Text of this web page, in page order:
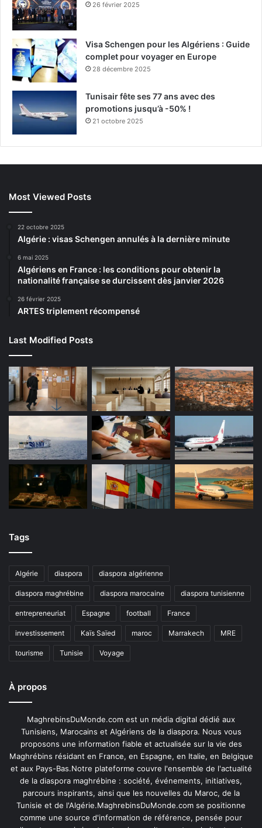
26 février 2025
Visa Schengen pour les Algériens : Guide
complet pour voyager en Europe
28 décembre 2025
Tunisair fête ses 77 ans avec des
promotions jusqu’à -50% !
21 octobre 2025
Most Viewed Posts
22 octobre 2025
Algérie : visas Schengen annulés à la dernière minute
6 mai 2025
Algériens en France : les conditions pour obtenir la
nationalité française se durcissent dès janvier 2026
26 février 2025
ARTES triplement récompensé
Last Modified Posts
Tags
Algérie diaspora diaspora algérienne
diaspora maghrébine diaspora marocaine diaspora tunisienne
entrepreneuriat Espagne football France
investissement Kaïs Saïed maroc Marrakech MRE
tourisme Tunisie Voyage
À propos
MaghrebinsDuMonde.com est un média digital dédié aux
Tunisiens, Marocains et Algériens de la diaspora. Nous vous
proposons une information fiable et actualisée sur la vie des
Maghrébins résidant en France, en Espagne, en Italie, en Belgique
et aux Pays-Bas.Notre plateforme couvre l'ensemble de l'actualité
de la diaspora maghrébine : société, événements, initiatives,
parcours inspirants, ainsi que les nouvelles du Maroc, de la
Tunisie et de l'Algérie.MaghrebinsDuMonde.com se positionne
comme une source d'information de référence, pensée pour